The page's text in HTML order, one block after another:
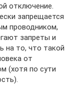
отключение.
запрещается
проводником,
запреты и
на то, что такой
от
(хотя по сути